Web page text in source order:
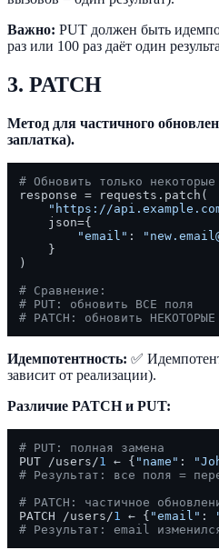
Важно: PUT должен быть
раз или 100 раз даёт один
3. PATCH
Метод для частичного
заплатка).
# Обновить только некоторые
response = requests.patch(
"https://
    json={
"email" :
    }
)
# Сравнение:
# PUT: обновить ВСЕ поля
# PATCH: обновить
Идемпотентность: ✅
зависит от реализации).
Различие PATCH и PUT:
# PUT: полная замена
PUT /users/1 ← { "name" :
# Результат: все поля =
# PATCH: частичное
PATCH /users/1 ← { "email" :
# Результат: email